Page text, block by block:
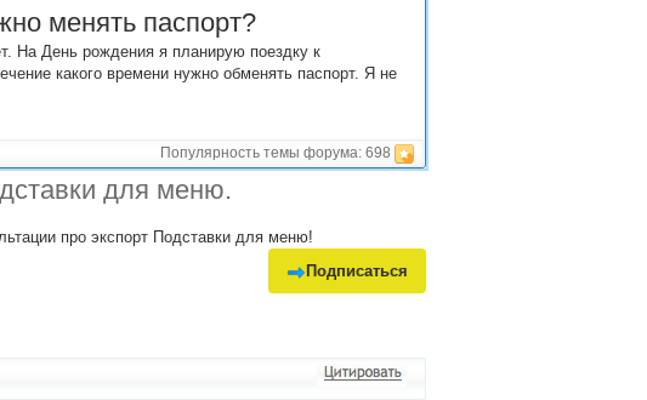
менять паспорт?
На День рождения я планирую поездку к
какого времени нужно обменять паспорт. Я не
Популярность темы форума: 698
для меню.
про экспорт Подставки для меню!
Подписаться